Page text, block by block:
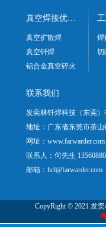
真空焊接优势 >
真空扩散焊
真空钎焊
铝合金真空碎火
焊
切
联系我们
发奕林钎焊科技（东莞）
地址：广东省东莞市茶
网址：www.farwarder.com
联系人：何先生
邮箱：hcl@farwarder.com
CopyRight © 2021 发